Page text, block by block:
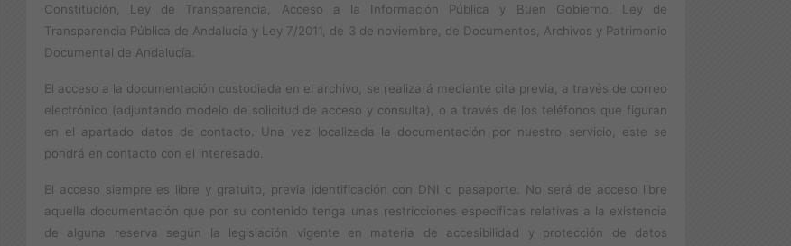
Constitución, Ley de Transparencia, Acceso a la Información Pública y Buen Gobierno, Ley de
Transparencia Pública de Andalucía y Ley 7/2011, de 3 de noviembre, de Documentos, Archivos y Patrimonio
Documental de Andalucía.
El acceso a la documentación custodiada en el archivo, se realizará mediante cita previa, a través de correo
electrónico (adjuntando modelo de solicitud de acceso y consulta), o a través de los teléfonos que figuran
en el apartado datos de contacto. Una vez localizada la documentación por nuestro servicio, este se
pondrá en contacto con el interesado.
El acceso siempre es libre y gratuito, previa identificación con DNI o pasaporte. No será de acceso libre
aquella documentación que por su contenido tenga unas restricciones específicas relativas a la existencia
de alguna reserva según la legislación vigente en materia de accesibilidad y protección de datos